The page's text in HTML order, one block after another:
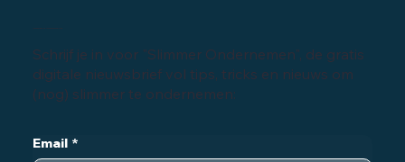
Inschrijven digitale nieuwsbrief
Schrijf je in voor "Slimmer Ondernemen", de gratis
digitale nieuwsbrief vol tips, tricks en nieuws om
(nog) slimmer te ondernemen:
Email *